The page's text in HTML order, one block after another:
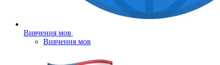
Вивчення мов
Вивчення мов